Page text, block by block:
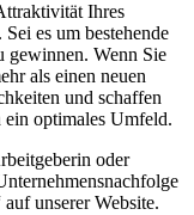
Ihres
es um bestehende
gewinnen. Wenn Sie
als einen neuen
und schaffen
ein optimales Umfeld.
oder
auf unserer Website.